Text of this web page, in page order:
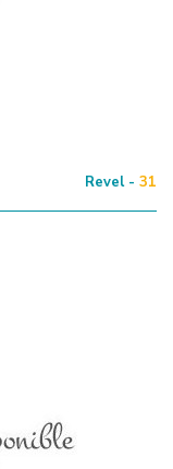
Revel - 31